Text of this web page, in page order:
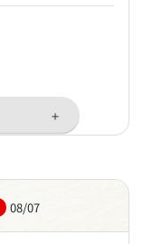
08/07